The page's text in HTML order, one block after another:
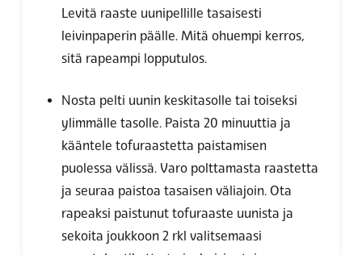
Levitä raaste uunipellille tasaisesti
leivinpaperin päälle. Mitä ohuempi kerros,
sitä rapeampi lopputulos.
Nosta pelti uunin keskitasolle tai toiseksi
ylimmälle tasolle. Paista 20 minuuttia ja
kääntele tofuraastetta paistamisen
puolessa välissä. Varo polttamasta raastetta
ja seuraa paistoa tasaisen väliajoin. Ota
rapeaksi paistunut tofuraaste uunista ja
sekoita joukkoon 2 rkl valitsemaasi